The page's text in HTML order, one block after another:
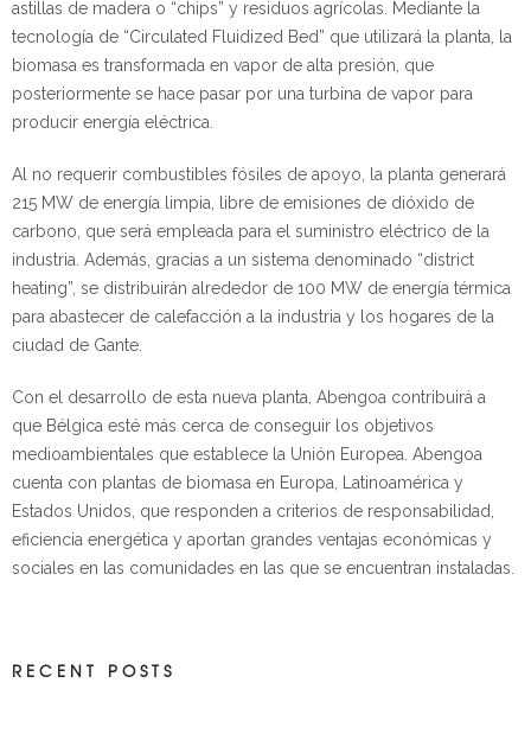
astillas de madera o “chips” y residuos agrícolas. Mediante la
tecnología de “Circulated Fluidized Bed” que utilizará la planta, la
biomasa es transformada en vapor de alta presión, que
posteriormente se hace pasar por una turbina de vapor para
producir energía eléctrica.
Al no requerir combustibles fósiles de apoyo, la planta generará
215 MW de energía limpia, libre de emisiones de dióxido de
carbono, que será empleada para el suministro eléctrico de la
industria. Además, gracias a un sistema denominado “district
heating”, se distribuirán alrededor de 100 MW de energía térmica
para abastecer de calefacción a la industria y los hogares de la
ciudad de Gante.
Con el desarrollo de esta nueva planta, Abengoa contribuirá a
que Bélgica esté más cerca de conseguir los objetivos
medioambientales que establece la Unión Europea. Abengoa
cuenta con plantas de biomasa en Europa, Latinoamérica y
Estados Unidos, que responden a criterios de responsabilidad,
eficiencia energética y aportan grandes ventajas económicas y
sociales en las comunidades en las que se encuentran instaladas.
RECENT POSTS